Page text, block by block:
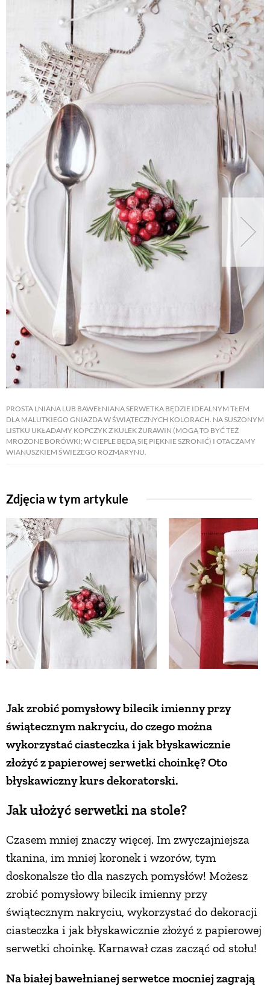
PROSTA LNIANA LUB BAWEŁNIANA SERWETKA BĘDZIE IDEALNYM TŁEM
DLA MALUTKIEGO GNIAZDA W ŚWIĄTECZNYCH KOLORACH. NA SUSZONYM
LISTKU UKŁADAMY KOPCZYK Z KULEK ŻURAWIN (MOGĄ TO BYĆ TEŻ
MROŻONE BORÓWKI; W CIEPLE BĘDĄ SIĘ PIĘKNIE SZRONIĆ) I OTACZAMY
WIANUSZKIEM ŚWIEŻEGO ROZMARYNU.
Zdjęcia w tym artykule
Jak zrobić pomysłowy bilecik imienny przy
świątecznym nakryciu, do czego można
wykorzystać ciasteczka i jak błyskawicznie
złożyć z papierowej serwetki choinkę? Oto
błyskawiczny kurs dekoratorski.
Jak ułożyć serwetki na stole?
Czasem mniej znaczy więcej. Im zwyczajniejsza
tkanina, im mniej koronek i wzorów, tym
doskonalsze tło dla naszych pomysłów! Możesz
zrobić pomysłowy bilecik imienny przy
świątecznym nakryciu, wykorzystać do dekoracji
ciasteczka i jak błyskawicznie złożyć z papierowej
serwetki choinkę. Karnawał czas zacząć od stołu!
Na białej bawełnianej serwetce mocniej zagrają